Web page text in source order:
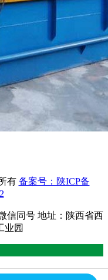
有 备案号：陕ICP备
信同号 地址：陕西省西
业园